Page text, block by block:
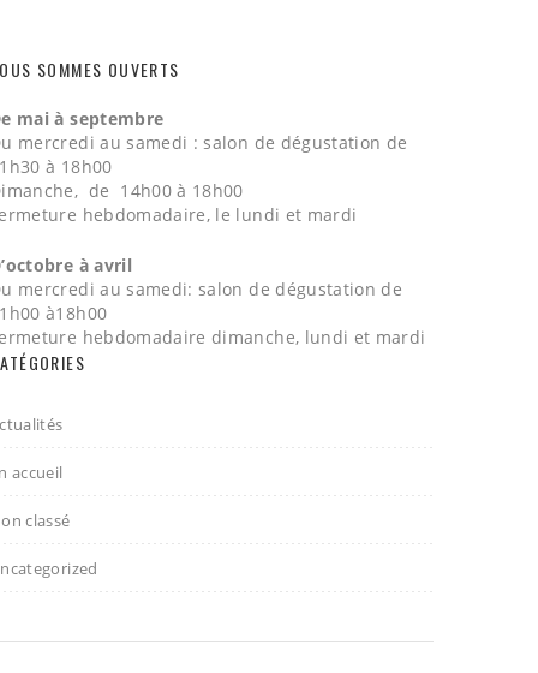
SOMMES OUVERTS
mai à septembre
mercredi au samedi : salon de dégustation de
à 18h00
de 14h00 à 18h00
hebdomadaire, le lundi et mardi
à avril
mercredi au samedi: salon de dégustation de
à18h00
hebdomadaire dimanche, lundi et mardi
accueil
classé